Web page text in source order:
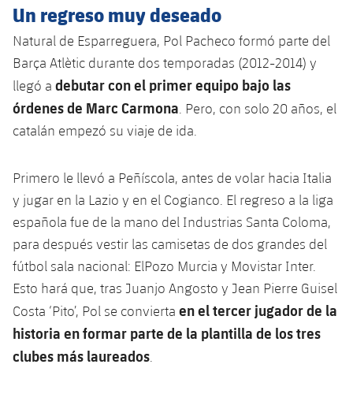
Un regreso muy deseado
Natural de Esparreguera, Pol Pacheco formó parte del
Barça Atlètic durante dos temporadas (2012-2014) y
llegó a debutar con el primer equipo bajo las
órdenes de Marc Carmona . Pero, con solo 20 años, el
catalán empezó su viaje de ida.
Primero le llevó a Peñíscola, antes de volar hacia Italia
y jugar en la Lazio y en el Cogianco. El regreso a la liga
española fue de la mano del Industrias Santa Coloma,
para después vestir las camisetas de dos grandes del
fútbol sala nacional: ElPozo Murcia y Movistar Inter.
Esto hará que, tras Juanjo Angosto y Jean Pierre Guisel
Costa ‘Pito’, Pol se convierta en el tercer jugador de la
historia en formar parte de la plantilla de los tres
clubes más laureados